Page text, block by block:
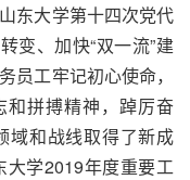
东大学第十四次党代
变、加快“双一流”建
员工牢记初心使命，
和拼搏精神，踔厉奋
域和战线取得了新成
学2019年度重要工